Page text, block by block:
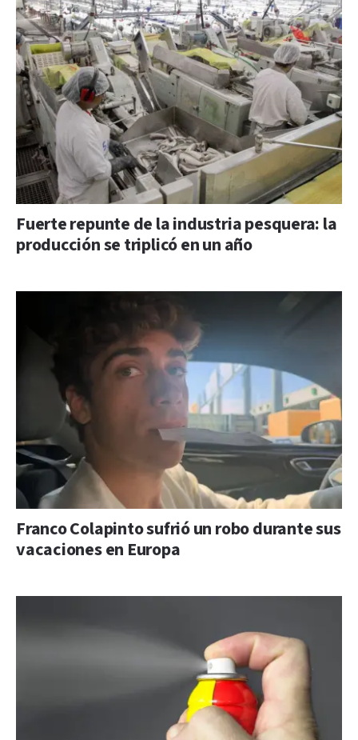
Fuerte repunte de la industria pesquera: la
producción se triplicó en un año
Franco Colapinto sufrió un robo durante sus
vacaciones en Europa